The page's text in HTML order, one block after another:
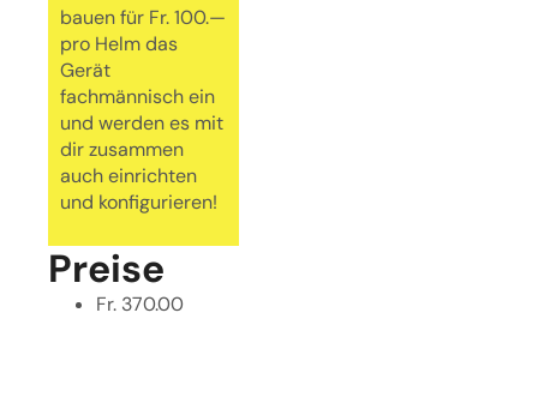
bauen für Fr. 100.—
pro Helm das
Gerät
fachmännisch ein
und werden es mit
dir zusammen
auch einrichten
und konfigurieren!
Preise
Fr. 370.00